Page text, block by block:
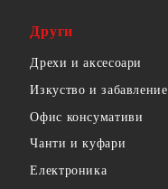
Други
Дрехи и аксесоари
Изкуство и забавление
Офис консумативи
Чанти и куфари
Електроника